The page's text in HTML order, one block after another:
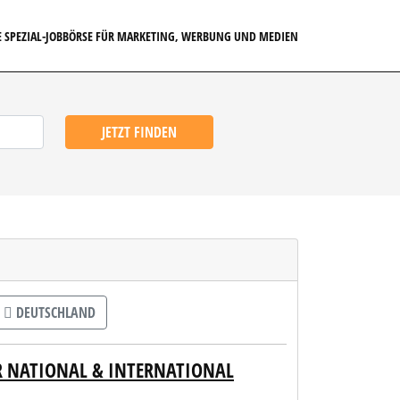
SPEZIAL-JOBBÖRSE FÜR MARKETING, WERBUNG UND MEDIEN
JETZT FINDEN
DEUTSCHLAND
NATIONAL & INTERNATIONAL